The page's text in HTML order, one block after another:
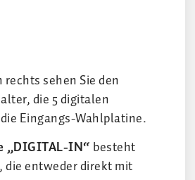
sehen Sie den
die 5 digitalen
Eingangs-Wahlplatine.
„DIGITAL-IN“ besteht
die entweder direkt mit